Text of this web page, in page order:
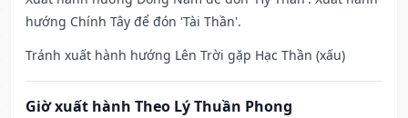
hướng Chính Tây để đón 'Tài Thần'.
Tránh xuất hành hướng Lên Trời gặp Hạc Thần (xấu)
Giờ xuất hành Theo Lý Thuần Phong